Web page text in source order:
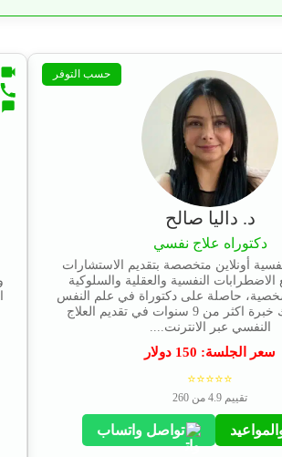
حسب التوفر
د. داليا صالح
دكتوراه علاج نفسي
أونلاين متخصصة بتقديم الاستشارات
الاضطرابات النفسية والعقلية والسلوكية
حاصلة على دكتوراة في علم النفس
العيادي وتمتلك خبرة اكثر من 9 سنوات في تقديم العلاج
النفسي عبر الانترنت....
سعر الجلسة: 150 دولار
⭐⭐⭐⭐⭐
تقييم 4.9 من 260
تواصل واتساب